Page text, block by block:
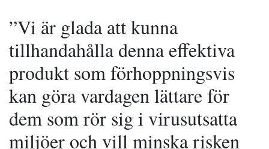
”Vi är glada att kunna
tillhandahålla denna effektiva
produkt som förhoppningsvis
kan göra vardagen lättare för
dem som rör sig i virusutsatta
miljöer och vill minska risken